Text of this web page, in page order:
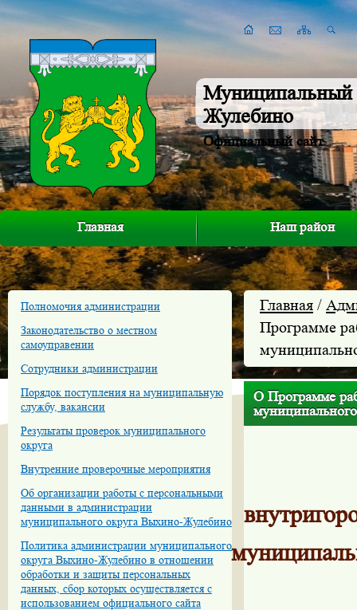
Муниципальный
Жулебино
Официальный сайт
Главная Наш район
Полномочия администрации
Законодательство о местном
самоуправении
Сотрудники администрации
Порядок поступления на муниципальную
службу, вакансии
Результаты проверок муниципального
округа
Внутренние проверочные мероприятия
Об организации работы с персональными
данными в администрации
муниципального округа Выхино-Жулебино
Политика администрации муниципального
округа Выхино-Жулебино в отношении
обработки и защиты персональных
данных, сбор которых осуществляется с
использованием официального сайта
Главная /
Программе
О Программе